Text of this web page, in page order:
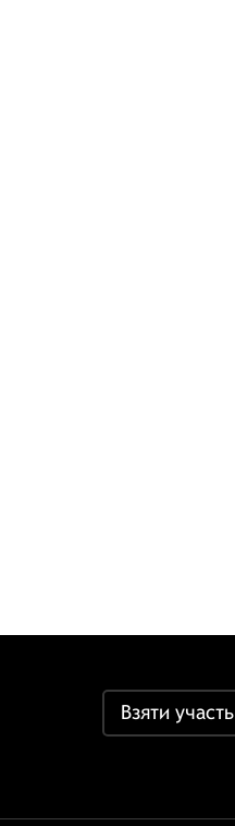
Взяти участь